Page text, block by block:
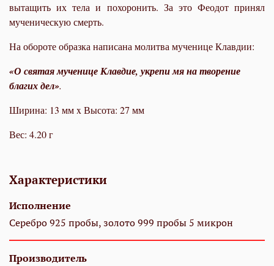
вытащить их тела и похоронить. За это Феодот принял
мученическую смерть.
На обороте образка написана молитва мученице Клавдии:
«О святая мученице Клавдие, укрепи мя на творение
благих дел».
Ширина: 13 мм x Высота: 27 мм
Вес: 4.20 г
Характеристики
Исполнение
Серебро 925 пробы, золото 999 пробы 5 микрон
Производитель